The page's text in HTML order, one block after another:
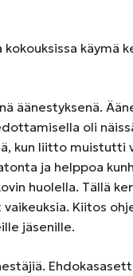
käymä
äänestyksenä.
oli
kun liitto muistutti
ja helppoa
huolella. Tällä
Kiitos
jäsenille.